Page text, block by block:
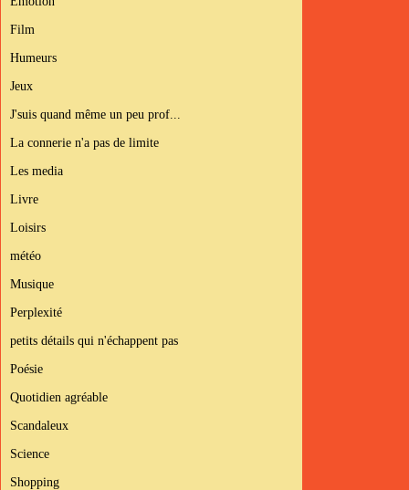
Film
Humeurs
Jeux
J'suis quand même un peu prof...
La connerie n'a pas de limite
Les media
Livre
Loisirs
météo
Musique
Perplexité
petits détails qui n'échappent pas
Poésie
Quotidien agréable
Scandaleux
Science
Shopping